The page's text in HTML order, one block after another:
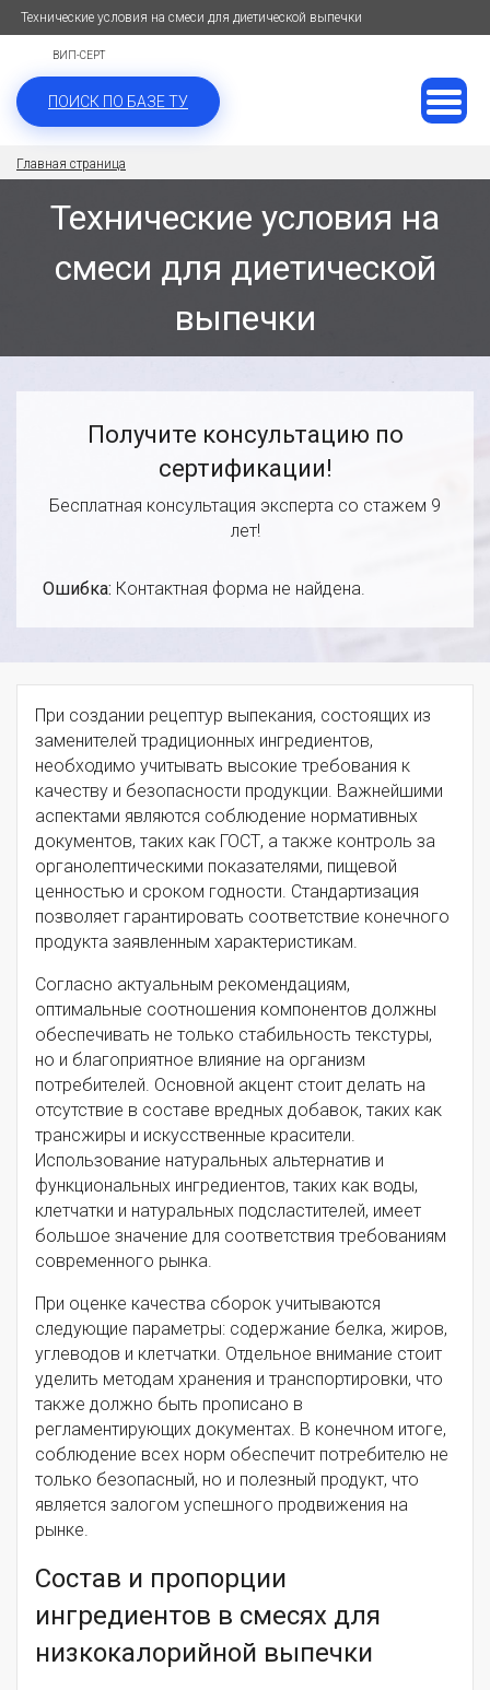
Технические условия на смеси для диетической выпечки
ВИП-СЕРТ
ПОИСК ПО БАЗЕ ТУ
Главная страница
Технические условия на
смеси для диетической
выпечки
Получите консультацию по
сертификации!
Бесплатная консультация эксперта со стажем 9
лет!
Ошибка: Контактная форма не найдена.
При создании рецептур выпекания, состоящих из
заменителей традиционных ингредиентов,
необходимо учитывать высокие требования к
качеству и безопасности продукции. Важнейшими
аспектами являются соблюдение нормативных
документов, таких как ГОСТ, а также контроль за
органолептическими показателями, пищевой
ценностью и сроком годности. Стандартизация
позволяет гарантировать соответствие конечного
продукта заявленным характеристикам.
Согласно актуальным рекомендациям,
оптимальные соотношения компонентов должны
обеспечивать не только стабильность текстуры,
но и благоприятное влияние на организм
потребителей. Основной акцент стоит делать на
отсутствие в составе вредных добавок, таких как
трансжиры и искусственные красители.
Использование натуральных альтернатив и
функциональных ингредиентов, таких как воды,
клетчатки и натуральных подсластителей, имеет
большое значение для соответствия требованиям
современного рынка.
При оценке качества сборок учитываются
следующие параметры: содержание белка, жиров,
углеводов и клетчатки. Отдельное внимание стоит
уделить методам хранения и транспортировки, что
также должно быть прописано в
регламентирующих документах. В конечном итоге,
соблюдение всех норм обеспечит потребителю не
только безопасный, но и полезный продукт, что
является залогом успешного продвижения на
рынке.
Состав и пропорции
ингредиентов в смесях для
низкокалорийной выпечки